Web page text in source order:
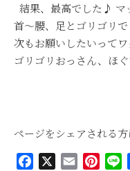
結果、最高でした♪ マ
首～腰、足とゴリゴリ
次もお願いしたいって
ゴリゴリおっさん、
ページをシェアされる
Facebook Email